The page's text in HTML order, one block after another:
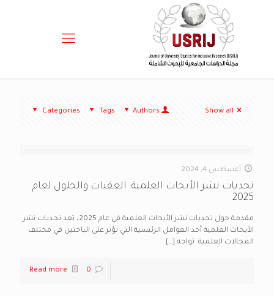
Categories Tags Authors Show all
أغسطس 4, 2024
تحديات نشر الأبحاث العلمية: العقبات والحلول لعام
2025
مقدمة حول تحديات نشر الأبحاث العلمية في عام 2025، تعد تحديات نشر
الأبحاث العلمية أحد العوامل الرئيسية التي تؤثر على الباحثين في مختلف
المجالات العلمية. تواجه […]
0
Read more